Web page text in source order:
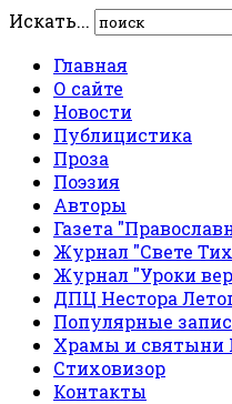
Искать...
Главная
О сайте
Новости
Публицистика
Проза
Поэзия
Авторы
Газета
Журнал "Свете
Журнал "Уроки
ДПЦ Нестора
Популярные
Храмы и святыни
Стиховизор
Контакты